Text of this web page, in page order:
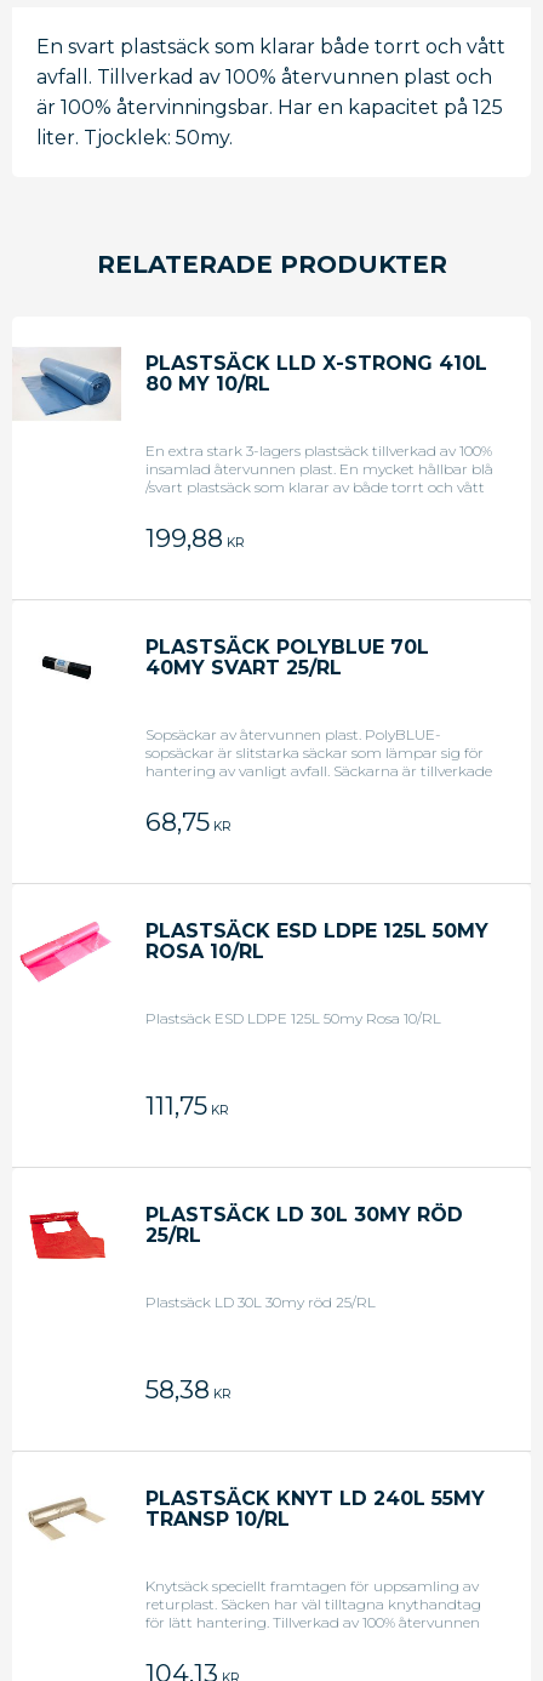
En svart plastsäck som klarar både torrt och vått
avfall. Tillverkad av 100% återvunnen plast och
är 100% återvinningsbar. Har en kapacitet på 125
liter. Tjocklek: 50my.
RELATERADE PRODUKTER
PLASTSÄCK LLD X-STRONG 410L
80 MY 10/RL
En extra stark 3-lagers plastsäck tillverkad av 100%
insamlad återvunnen plast. En mycket hållbar blå
/svart plastsäck som klarar av både torrt och vått
199,88 KR
PLASTSÄCK POLYBLUE 70L
40MY SVART 25/RL
Sopsäckar av återvunnen plast. PolyBLUE-
sopsäckar är slitstarka säckar som lämpar sig för
hantering av vanligt avfall. Säckarna är tillverkade
68,75 KR
PLASTSÄCK ESD LDPE 125L 50MY
ROSA 10/RL
Plastsäck ESD LDPE 125L 50my Rosa 10/RL
111,75 KR
PLASTSÄCK LD 30L 30MY RÖD
25/RL
Plastsäck LD 30L 30my röd 25/RL
58,38 KR
PLASTSÄCK KNYT LD 240L 55MY
TRANSP 10/RL
Knytsäck speciellt framtagen för uppsamling av
returplast. Säcken har väl tilltagna knythandtag
för lätt hantering. Tillverkad av 100% återvunnen
104,13